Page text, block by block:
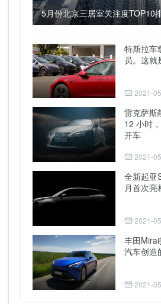
5月份北京三居室关注度TOP10
特斯拉车
员。这就
2021-
雷克萨斯
12 小时
开车
2021-
全新起亚
月首次
2021-
丰田
汽车创造
2021-